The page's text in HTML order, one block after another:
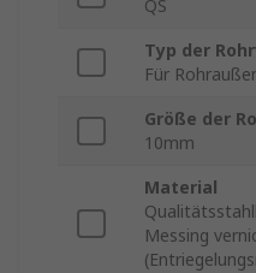
QS
Typ der
Für
Größe der
10mm
Material
Messing